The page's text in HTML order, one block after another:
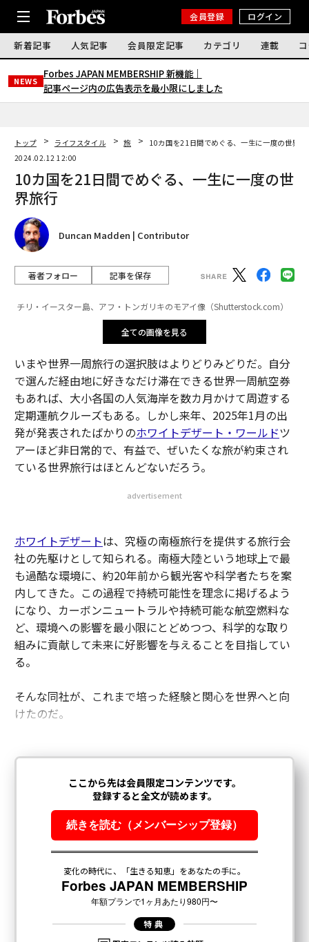
会員登録 ログイン
新着記事 人気記事 会員限定記事 カテゴリ 連載
NEWS
Forbes JAPAN MEMBERSHIP 新機能｜
記事ページ内の広告表示を最小限にしました
トップ ライフスタイル 旅
10カ国を21日間でめぐる、一生に一度の世界旅
2024.02.12 12:00
10カ国を21日間でめぐる、一生に一度の世
界旅行
Duncan Madden | Contributor
著者フォロー 記事を保存
チリ・イースター島、アフ・トンガリキのモアイ像（Shutterstock.com）
全ての画像を見る
いまや世界一周旅行の選択肢はよりどりみどりだ。自分
で選んだ経由地に好きなだけ滞在できる世界一周航空券
もあれば、大小各国の人気海岸を数カ月かけて周遊する
定期運航クルーズもある。しかし来年、2025年1月の出
発が発表されたばかりのホワイトデザート・ワールドツ
アーほど非日常的で、有益で、ぜいたくな旅が約束され
ている世界旅行はほとんどないだろう。
advertisement
ホワイトデザートは、究極の南極旅行を提供する旅行会
社の先駆けとして知られる。南極大陸という地球上で最
も過酷な環境に、約20年前から観光客や科学者たちを案
内してきた。この過程で持続可能性を理念に掲げるよう
になり、カーボンニュートラルや持続可能な航空燃料な
ど、環境への影響を最小限にとどめつつ、科学的な取り
組みに貢献して未来に好影響を与えることを目指してい
る。
そんな同社が、これまで培った経験と関心を世界へと向
けたのだ。